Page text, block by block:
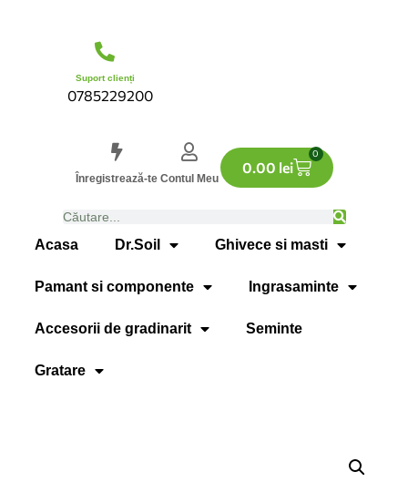
Suport clienți
0785229200
Înregistrează-te Contul Meu
0.00 lei
0
Acasa Dr.Soil Ghivece si masti
Pamant si componente Ingrasaminte
Accesorii de gradinarit Seminte
Gratare